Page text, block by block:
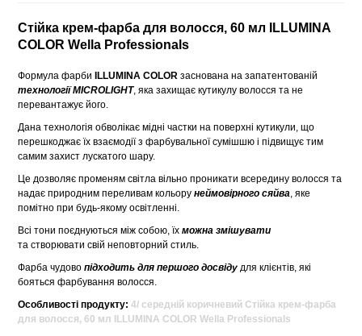
Стійка крем-фарба для волосся, 60 мл ILLUMINA
COLOR Wella Professionals
Формула фарби ILLUMINA COLOR заснована на запатентованій
технології MICROLIGHT, яка захищає кутикулу волосся та не
перевантажує його.
Дана технологія обволікає мідні частки на поверхні кутикули, що
перешкоджає їх взаємодії з фарбувальної сумішшю і підвищує тим
самим захист лускатого шару.
Це дозволяє променям світла вільно проникати всередину волосся та
надає природним переливам кольорунеймовірного сяйва, яке
помітно при будь-якому освітленні.
Всі тони поєднуються між собою, їхможна змішувати
та створювати свій неповторний стиль.
Фарба чудовопідходить для першого досвідудля клієнтів, які
бояться фарбування волосся.
Особливості продукту: 4/ середній коричневий Стійка крем-фарба
для волосся, 60 мл ILLUMINA COLOR Wella Professionals